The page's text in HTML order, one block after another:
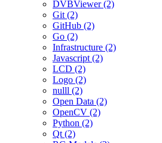
DVBViewer (2)
Git (2)
GitHub (2)
Go (2)
Infrastructure (2)
Javascript (2)
LCD (2)
Logo (2)
nulll (2)
Open Data (2)
OpenCV (2)
Python (2)
Qt (2)